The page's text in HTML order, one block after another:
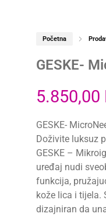
Početna
GESKE-
5.850,00
GESKE-
Doživite luksuz
GESKE –
uređaj nudi
funkcija,
kože lica i tijela.
dizajniran da